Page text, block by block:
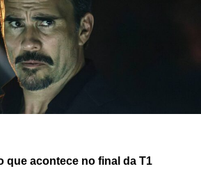
que acontece no final da T1